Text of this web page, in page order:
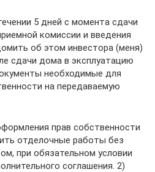
5 дней с момента сдачи
комиссии и введения
об этом инвестора (меня)
сдачи дома в эксплуатацию
необходимые для
на передаваемую
прав собственности
отделочные работы без
при обязательном условии
соглашения. 2)